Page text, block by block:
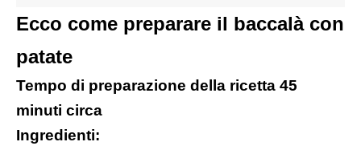
Ecco come preparare il baccalà con
patate
Tempo di preparazione della ricetta 45
minuti circa
Ingredienti: